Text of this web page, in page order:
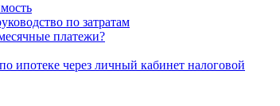
по затратам
платежи?
ипотеке через личный кабинет налоговой